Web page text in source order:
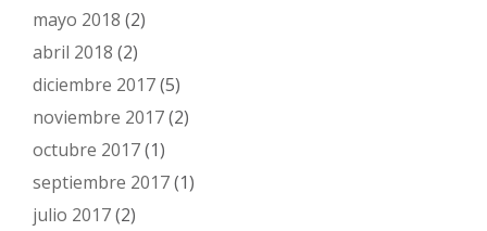
mayo 2018 (2)
abril 2018 (2)
diciembre 2017(5)
noviembre 2017(2)
octubre 2017(1)
septiembre 2017(1)
julio 2017(2)